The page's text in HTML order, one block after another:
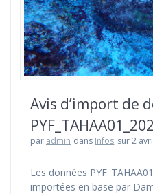
Avis d’import de
par admin dans Infos sur 2
Les données
importées en base par